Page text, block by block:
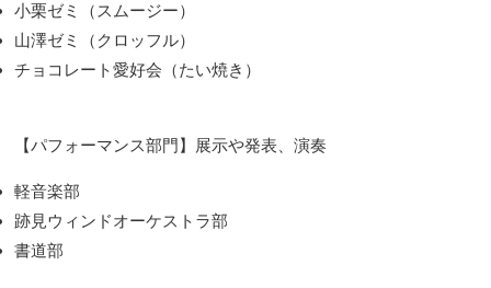
小栗ゼミ（スムージー）
山澤ゼミ（クロッフル）
チョコレート愛好会（たい焼き）
【パフォーマンス部門】展示や発表、演奏
軽音楽部
跡見ウィンドオーケストラ部
書道部